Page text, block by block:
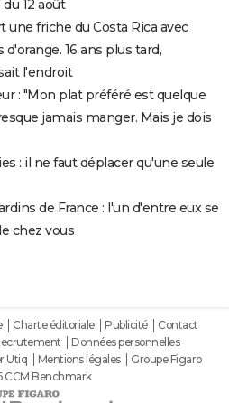
12 août
une friche du Costa Rica avec
16 ans plus tard,
l'endroit
: "Mon plat préféré est quelque
jamais manger. Mais je dois
: il ne faut déplacer qu'une seule
de France : l'un d'entre eux se
chez vous
Charte éditoriale Publicité
Contact
Données personnelles
Utiq Mentions légales
Groupe Figaro
CCM Benchmark